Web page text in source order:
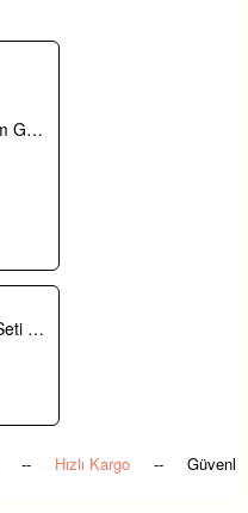
boyutunda balonlar
sahiptir.
olarak kullanılabilir.
30 Küf Yeşili 15 Krom Gold 15 Deniz Kumu Pastel Ten Rengi Balon Zinciri
Safari Balon Zinciri Seti 107 Parça
-- Hızlı Kargo -- Güvenli